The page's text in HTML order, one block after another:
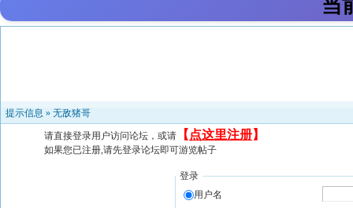
当
提示信息 » 无敌猪哥
请直接登录用户访问论坛，或请 【 点这里注册】
如果您已注册,请先登录论坛即可游览帖子
登录
用户名